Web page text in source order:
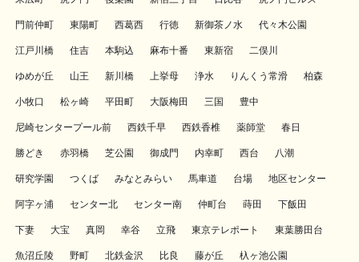
門前仲町 東陽町 西葛西 行徳 新御茶ノ水 代々木公園
江戸川橋 住吉 本駒込 麻布十番 東新宿 二俣川
ゆめが丘 山王 新川橋 上挙母 浄水 りんくう常滑 柏森
小牧口 松ヶ崎 平田町 大阪梅田 三国 豊中
尼崎センタープール前 西鉄千早 西鉄香椎 薬師堂 春日
勝どき 赤羽橋 芝公園 御成門 内幸町 西台 八潮
研究学園 つくば みなとみらい 馬車道 台場 地区センター
阿字ヶ浦 センター北 センター南 仲町台 蒔田 下飯田
下妻 大宝 真岡 幸谷 立飛 東京テレポート 東葉勝田台
魚沼丘陵 野町 北鉄金沢 比良 藤が丘 杁ヶ池公園